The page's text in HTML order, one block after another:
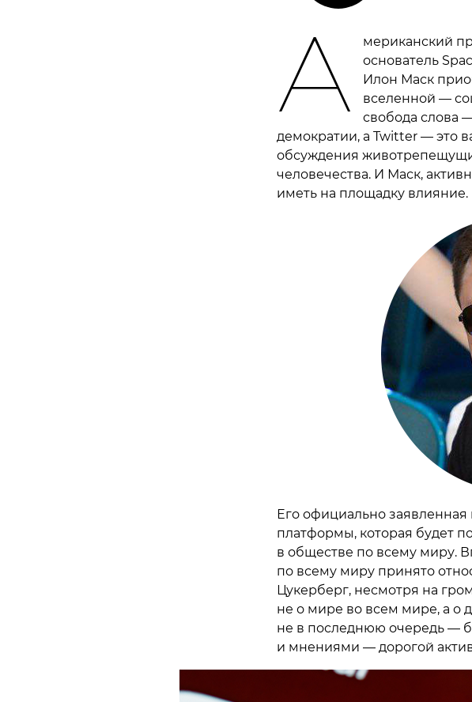
А
мериканский
основатель
Илон Маск
вселенной —
свобода слова
демократии, а Twitter — это
обсуждения
человечества. И Маск,
иметь на площадку влияние.
Его официально
платформы, которая будет
в обществе по всему миру.
по всему миру принято
Цукерберг, несмотря на
не о мире во всем мире, а о
не в последнюю очередь —
и мнениями — дорогой